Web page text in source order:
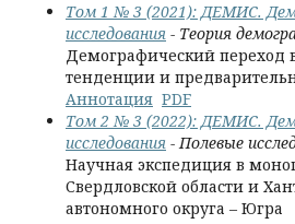
Том 1 № 3 (2021): ДЕМИС.
исследования - Теория
Демографический переход
тенденции и
Аннотация PDF
Том 2 № 3 (2022): ДЕМИС.
исследования - Полевые
Научная экспедиция в
Свердловской области и
автономного округа – Югра